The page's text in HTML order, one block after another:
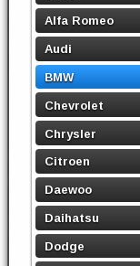
Alfa Romeo
Audi
BMW
Chevrolet
Chrysler
Citroen
Daewoo
Daihatsu
Dodge